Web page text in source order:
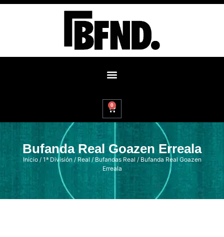
0
Bufanda Real Goazen Erreala
Inicio/ 1ª División/ Real /Bufandas Real / Bufanda Real Goazen
Erreala